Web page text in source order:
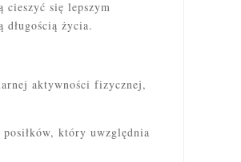
cieszyć się lepszym
życia.
aktywności fizycznej,
który uwzględnia